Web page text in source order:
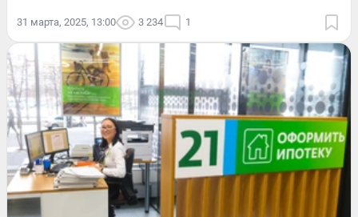
31 марта, 2025, 13:00 3 234 1